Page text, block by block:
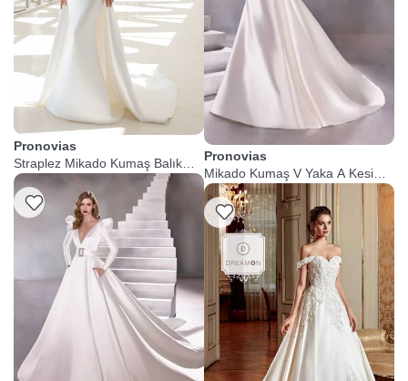
Pronovias
Straplez Mikado Kumaş Balık
Gelinlik
Listeme Ekle
Pronovias
Mikado Kumaş V Yaka A Kesim
Gelinlik
Listeme Ekle